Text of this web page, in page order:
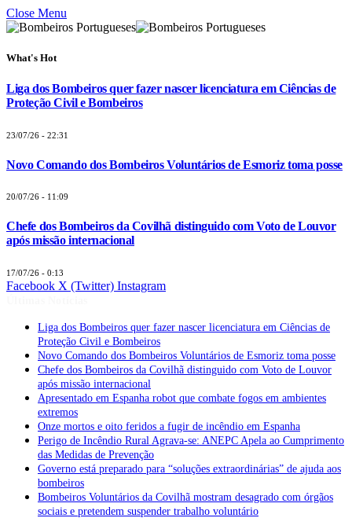
Close Menu
What's Hot
Liga dos Bombeiros quer fazer nascer licenciatura em Ciências de
Proteção Civil e Bombeiros
23/07/26 - 22:31
Novo Comando dos Bombeiros Voluntários de Esmoriz toma posse
20/07/26 - 11:09
Chefe dos Bombeiros da Covilhã distinguido com Voto de Louvor
após missão internacional
17/07/26 - 0:13
Facebook X (Twitter) Instagram
Liga dos Bombeiros quer fazer nascer licenciatura em Ciências de
Proteção Civil e Bombeiros
Novo Comando dos Bombeiros Voluntários de Esmoriz toma posse
Chefe dos Bombeiros da Covilhã distinguido com Voto de Louvor
após missão internacional
Apresentado em Espanha robot que combate fogos em ambientes
extremos
Onze mortos e oito feridos a fugir de incêndio em Espanha
Perigo de Incêndio Rural Agrava-se: ANEPC Apela ao Cumprimento
das Medidas de Prevenção
Governo está preparado para “soluções extraordinárias” de ajuda aos
bombeiros
Bombeiros Voluntários da Covilhã mostram desagrado com órgãos
sociais e pretendem suspender trabalho voluntário